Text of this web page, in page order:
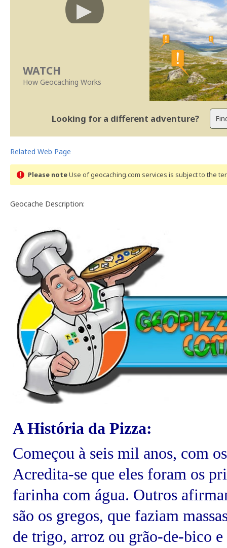
WATCH
How Geocaching Works
Looking for a different adventure?
Related Web Page
Please noteUse of geocaching.com services is subject to the
Geocache Description:
A História da Pizza:
Começou à seis mil anos, com
Acredita-se que eles foram os
farinha com água. Outros
são os gregos, que faziam
de trigo, arroz ou grão-de-bico e